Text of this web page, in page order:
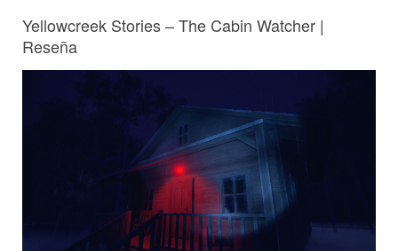
Yellowcreek Stories – The Cabin Watcher |
Reseña